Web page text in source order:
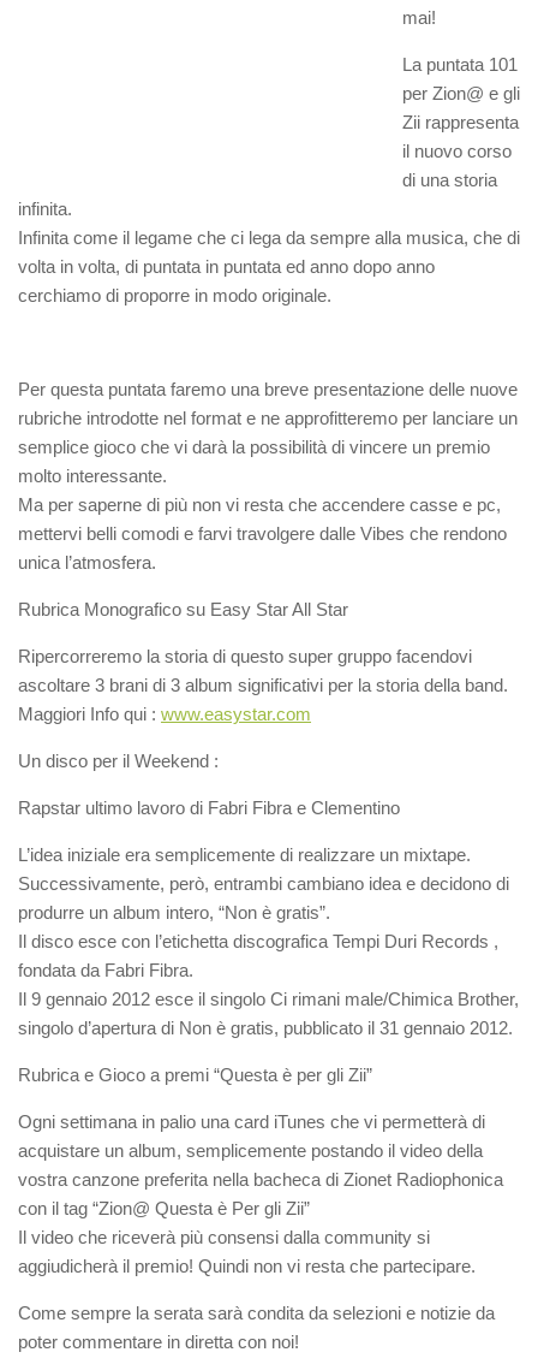
mai!
La puntata 101
per Zion@ e gli
Zii rappresenta
il nuovo corso
di una storia
infinita.
Infinita come il legame che ci lega da sempre alla musica, che di
volta in volta, di puntata in puntata ed anno dopo anno
cerchiamo di proporre in modo originale.
Per questa puntata faremo una breve presentazione delle nuove
rubriche introdotte nel format e ne approfitteremo per lanciare un
semplice gioco che vi darà la possibilità di vincere un premio
molto interessante.
Ma per saperne di più non vi resta che accendere casse e pc,
mettervi belli comodi e farvi travolgere dalle Vibes che rendono
unica l’atmosfera.
Rubrica Monografico su Easy Star All Star
Ripercorreremo la storia di questo super gruppo facendovi
ascoltare 3 brani di 3 album significativi per la storia della band.
Maggiori Info qui : www.easystar.com
Un disco per il Weekend :
Rapstar ultimo lavoro di Fabri Fibra e Clementino
L’idea iniziale era semplicemente di realizzare un mixtape.
Successivamente, però, entrambi cambiano idea e decidono di
produrre un album intero, “Non è gratis”.
Il disco esce con l’etichetta discografica Tempi Duri Records ,
fondata da Fabri Fibra.
Il 9 gennaio 2012 esce il singolo Ci rimani male/Chimica Brother,
singolo d’apertura di Non è gratis, pubblicato il 31 gennaio 2012.
Rubrica e Gioco a premi “Questa è per gli Zii”
Ogni settimana in palio una card iTunes che vi permetterà di
acquistare un album, semplicemente postando il video della
vostra canzone preferita nella bacheca di Zionet Radiophonica
con il tag “Zion@ Questa è Per gli Zii”
Il video che riceverà più consensi dalla community si
aggiudicherà il premio! Quindi non vi resta che partecipare.
Come sempre la serata sarà condita da selezioni e notizie da
poter commentare in diretta con noi!